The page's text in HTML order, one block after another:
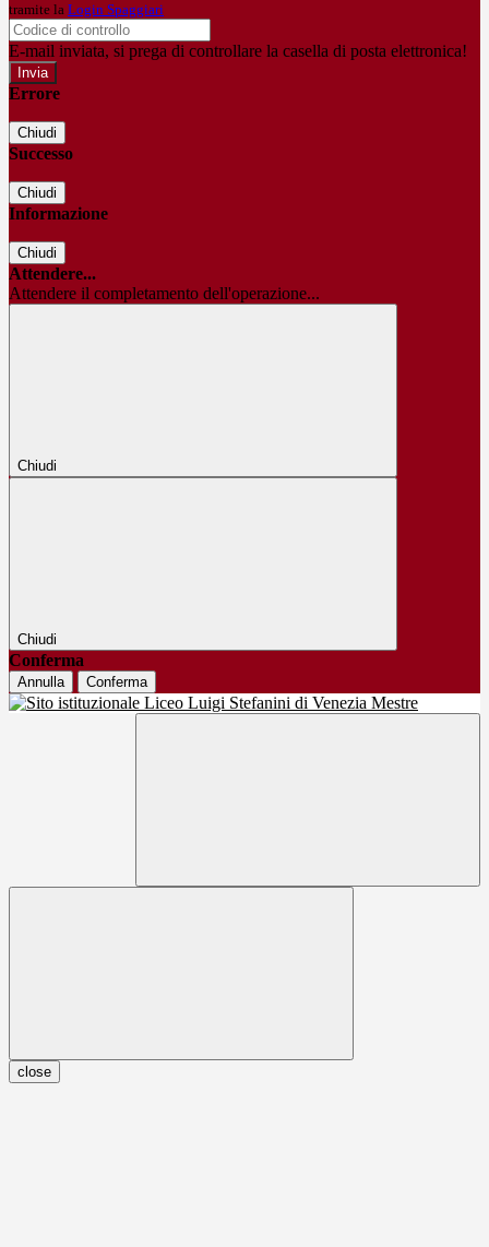
tramite la Login Spaggiari
E-mail inviata, si prega di controllare la casella di posta elettronica!
Errore
Chiudi
Successo
Chiudi
Informazione
Chiudi
Attendere...
Attendere il completamento dell'operazione...
Chiudi
Chiudi
Conferma
Annulla Conferma
close